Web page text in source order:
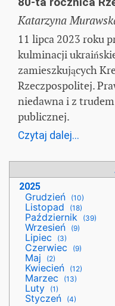
Katarzyna
11 lipca 2023 roku
kulminacji
zamieszkujących
Rzeczpospolitej.
niedawna i z
publicznej.
Czytaj dalej...
2025
Grudzień (10)
Listopad (18)
Październik (39)
Wrzesień (9)
Lipiec (3)
Czerwiec (9)
Maj (2)
Kwiecień (12)
Marzec (13)
Luty (1)
Styczeń (4)